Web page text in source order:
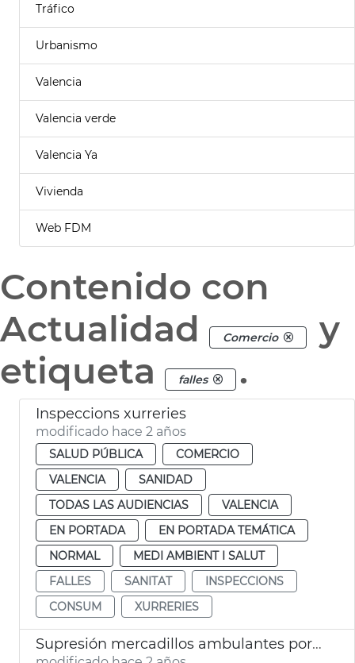
Tráfico
Urbanismo
Valencia
Valencia verde
Valencia Ya
Vivienda
Web FDM
Contenido con
Actualidad
Comercio
y
etiqueta
falles .
Inspeccions xurreries
modificado hace 2 años
SALUD PÚBLICA
COMERCIO
VALENCIA
SANIDAD
TODAS LAS AUDIENCIAS
VALENCIA
EN PORTADA
EN PORTADA TEMÁTICA
NORMAL
MEDI AMBIENT I SALUT
FALLES
SANITAT
INSPECCIONS
CONSUM
XURRERIES
Supresión mercadillos ambulantes por Fallas